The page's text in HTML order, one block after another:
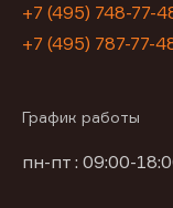
+7 (495) 748-77-
+7 (495) 787-77-
График работы
пн-пт : 09:00-